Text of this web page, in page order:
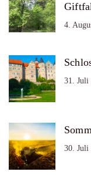
4.
31. Juli
30. Juli